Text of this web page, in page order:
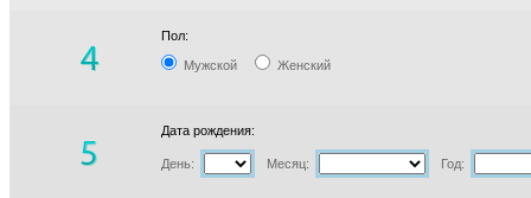
Пол:
Мужской Женский
Дата рождения:
День: Месяц: Год: